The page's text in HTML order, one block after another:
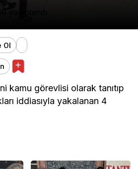
Ol
kamu görevlisi olarak tanıtıp
iddiasıyla yakalanan 4